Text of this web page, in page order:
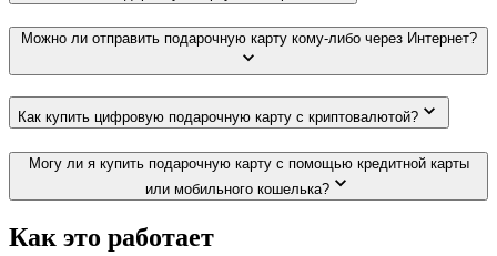
Можно ли отправить подарочную карту кому-либо через Интернет?
Как купить цифровую подарочную карту с криптовалютой?
Могу ли я купить подарочную карту с помощью кредитной карты
или мобильного кошелька?
Как это работает